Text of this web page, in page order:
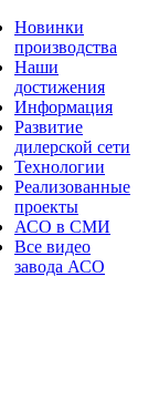
Новинки
производства
Наши
достижения
Информация
Развитие
дилерской сети
Технологии
Реализованные
проекты
АСО в СМИ
Все видео
завода АСО